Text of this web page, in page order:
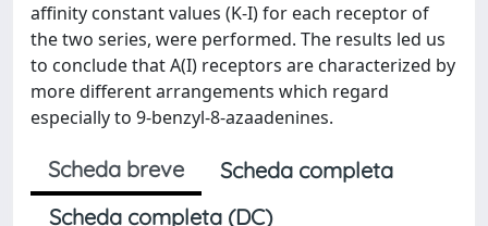
affinity constant values (K-I) for each receptor of
the two series, were performed. The results led us
to conclude that A(I) receptors are characterized by
more different arrangements which regard
especially to 9-benzyl-8-azaadenines.
Scheda breve
Scheda completa
Scheda completa (DC)